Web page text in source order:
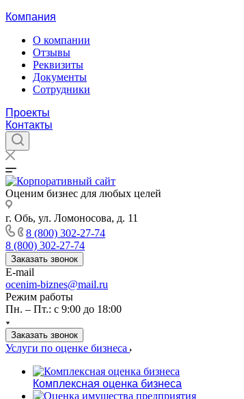
Компания
О компании
Отзывы
Реквизиты
Документы
Сотрудники
Проекты
Контакты
Оценим бизнес для любых целей
г. Обь, ул. Ломоносова, д. 11
8 (800) 302-27-74
8 (800) 302-27-74
Заказать звонок
E-mail
ocenim-biznes@mail.ru
Режим работы
Пн. – Пт.: с 9:00 до 18:00
Заказать звонок
Услуги по оценке бизнеса
Комплексная оценка бизнеса